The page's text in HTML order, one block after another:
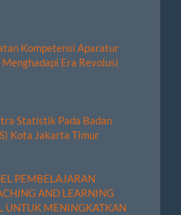
Kompetensi Aparatur
Era Revolusi
Statistik Pada Badan
Kota Jakarta Timur
PEMBELAJARAN
AND LEARNING
UNTUK MENINGKATKAN